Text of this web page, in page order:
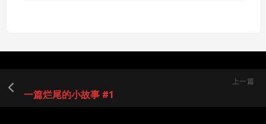
上一篇
一篇烂尾的小故事 #1